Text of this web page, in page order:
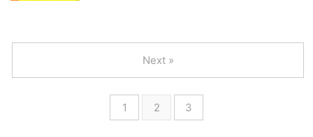
1 2 3
Next »